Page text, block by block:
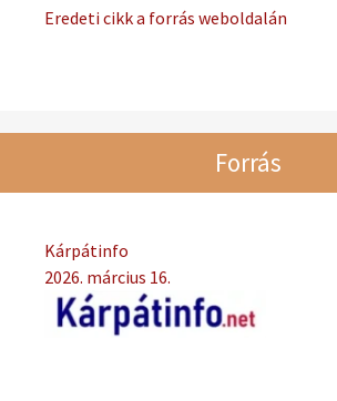
Eredeti cikk a forrás weboldalán
Forrás
Kárpátinfo
2026. március 16.